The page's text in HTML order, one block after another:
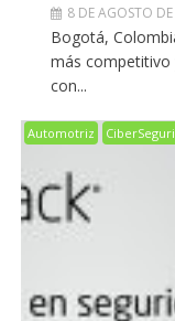
8 DE AGOSTO
Bogotá,
más competitivo
con...
Automotriz